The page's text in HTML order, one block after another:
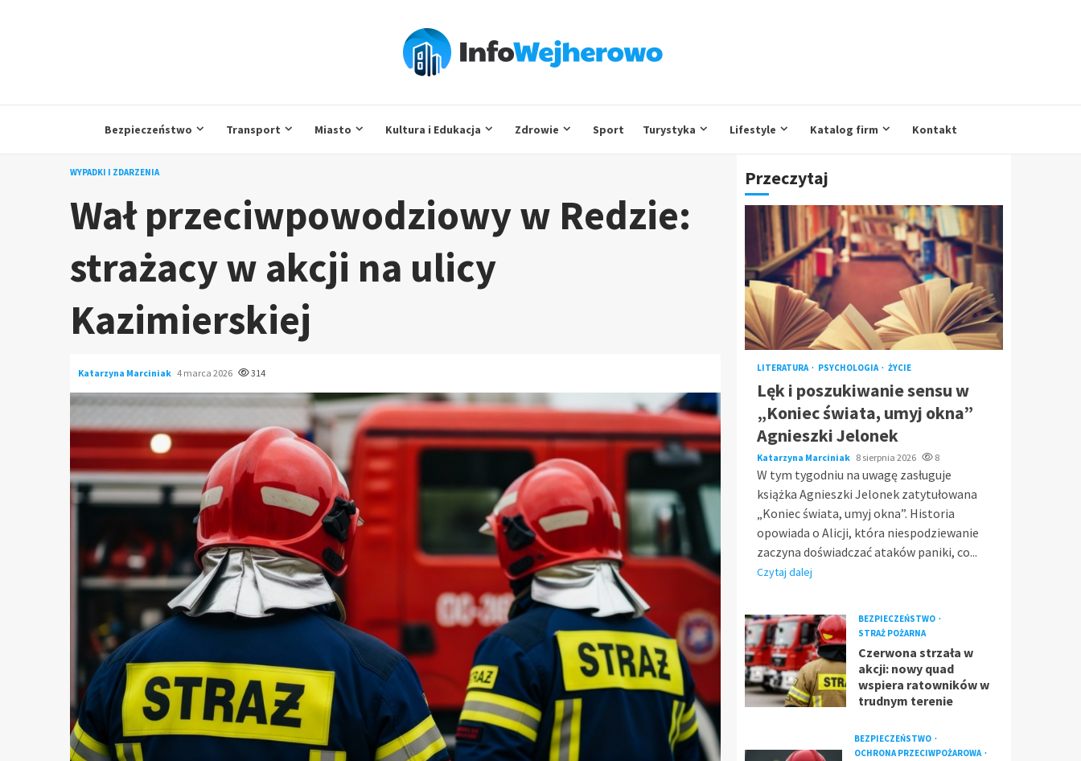
Bezpieczeństwo Transport Miasto Kultura i Edukacja Zdrowie Sport Turystyka Lifestyle Katalog firm Kontakt
WYPADKI I ZDARZENIA
Wał przeciwpowodziowy w Redzie:
strażacy w akcji na ulicy
Kazimierskiej
Katarzyna Marciniak 4 marca 2026 314
Przeczytaj
LITERATURA PSYCHOLOGIA ŻYCIE
Lęk i poszukiwanie sensu w
„Koniec świata, umyj okna”
Agnieszki Jelonek
Katarzyna Marciniak 8 sierpnia 2026 8
W tym tygodniu na uwagę zasługuje
książka Agnieszki Jelonek zatytułowana
„Koniec świata, umyj okna”. Historia
opowiada o Alicji, która niespodziewanie
zaczyna doświadczać ataków paniki, co...
Czytaj dalej
BEZPIECZEŃSTWO
STRAŻ POŻARNA
Czerwona strzała w
akcji: nowy quad
wspiera ratowników w
trudnym terenie
BEZPIECZEŃSTWO
OCHRONA PRZECIWPOŻAROWA